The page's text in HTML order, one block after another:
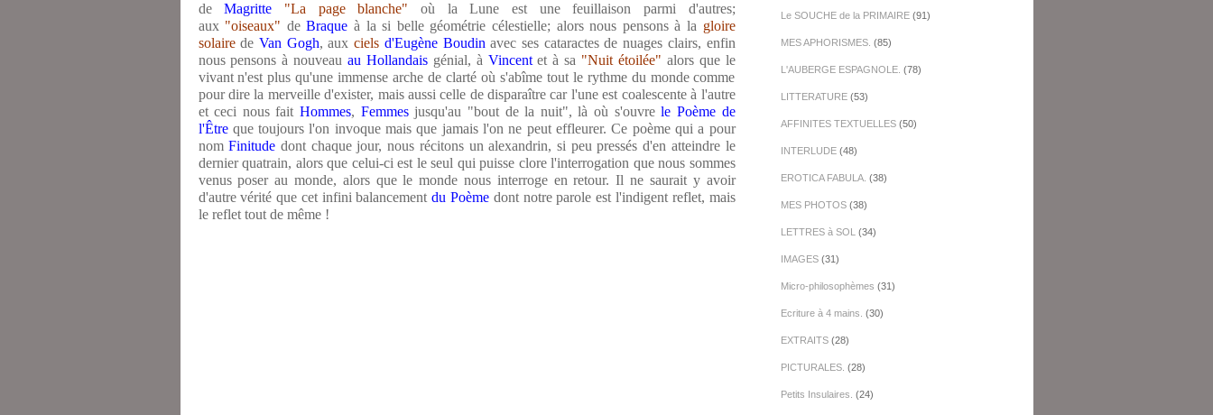
deMagritte "La page blanche" où la Lune est une feuillaison parmi d'autres;
aux "oiseaux" deBraque à la si belle géométrie célestielle; alors nous pensons à la gloire
solairede Van Gogh, auxciels d'Eugène Boudinavec ses cataractes de nuages clairs, enfin
nous pensons à nouveau au Hollandaisgénial, à Vincentet à sa "Nuit étoilée" alors que le
vivant n'est plus qu'une immense arche de clarté où s'abîme tout le rythme du monde comme
pour dire la merveille d'exister, mais aussi celle de disparaître car l'une est coalescente à l'autre
et ceci nous fait Hommes, Femmesjusqu'au "bout de la nuit", là où s'ouvrele Poème de
l'Être que toujours l'on invoque mais que jamais l'on ne peut effleurer. Ce poème qui a pour
nomFinitude dont chaque jour, nous récitons un alexandrin, si peu pressés d'en atteindre le
dernier quatrain, alors que celui-ci est le seul qui puisse clore l'interrogation que nous sommes
venus poser au monde, alors que le monde nous interroge en retour. Il ne saurait y avoir
d'autre vérité que cet infini balancementdu Poème dont notre parole est l'indigent reflet, mais
le reflet tout de même !
Le SOUCHE de la PRIMAIRE(91)
MES APHORISMES. (85)
L'AUBERGE ESPAGNOLE. (78)
LITTERATURE(53)
AFFINITES TEXTUELLES(50)
INTERLUDE(48)
EROTICA FABULA. (38)
MES PHOTOS(38)
LETTRES à SOL (34)
IMAGES(31)
Micro-philosophèmes (31)
Ecriture à 4 mains. (30)
EXTRAITS(28)
PICTURALES. (28)
Petits Insulaires. (24)